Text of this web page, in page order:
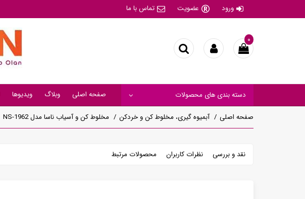
ورود عضویت تماس با ما
۰
صفحه اصلی وبلاگ ویدیوها دسته بندی های محصولات
صفحه اصلی آبمیوه گیری، مخلوط کن و خردکن مخلوط کن و آسیاب ناسا مدل NS-1962
نقد و بررسی نظرات کاربران محصولات مرتبط